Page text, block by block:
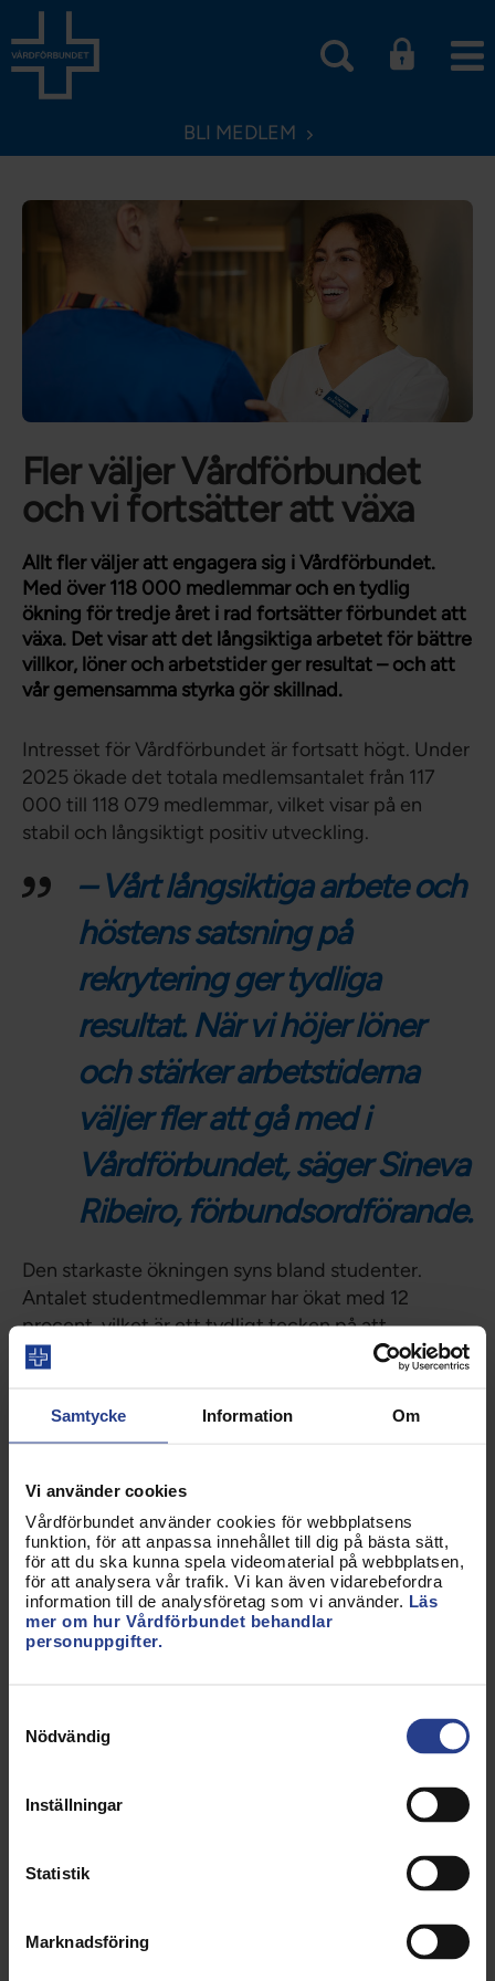
Samtycke Information Om
Vi använder cookies
Vårdförbundet använder cookies för webbplatsens
funktion, för att anpassa innehållet till dig på bästa sätt,
för att du ska kunna spela videomaterial på webbplatsen,
för att analysera vår trafik. Vi kan även vidarebefordra
information till de analysföretag som vi använder. Läs
mer om hur Vårdförbundet behandlar
personuppgifter.
Nödvändig
Inställningar
Statistik
Marknadsföring
BLI MEDLEM
Fler väljer Vårdförbundet
och vi fortsätter att växa
Allt fler väljer att engagera sig i Vårdförbundet.
Med över 118 000 medlemmar och en tydlig
ökning för tredje året i rad fortsätter förbundet att
växa. Det visar att det långsiktiga arbetet för bättre
villkor, löner och arbetstider ger resultat – och att
vår gemensamma styrka gör skillnad.
Intresset för Vårdförbundet är fortsatt högt. Under
2025 ökade det totala medlemsantalet från 117
000 till 118 079 medlemmar, vilket visar på en
stabil och långsiktigt positiv utveckling.
– Vårt långsiktiga arbete och
höstens satsning på
rekrytering ger tydliga
resultat. När vi höjer löner
och stärker arbetstiderna
väljer fler att gå med i
Vårdförbundet, säger Sineva
Ribeiro, förbundsordförande.
Den starkaste ökningen syns bland studenter.
Antalet studentmedlemmar har ökat med 12
procent, vilket är ett tydligt tecken på att
morgondagens professioner tidigt väljer facklig
– Det är glädjande att se hur fler studenter hittar
och inspirera skapar vi förutsättningar för
utveckling i arbetslivet, både för individen och
tillsammans med andra, säger Sineva Ribeiro.
Även bland yrkesverksamma märks ett tydligt
uppsving. Under december ökade antalet nya
inträden med 42 procent jämfört med samma
Ökat facklig engagemang
om i landet. Antalet förtroendevalda har ökat med
5 procent jämfört med föregående år. Det stärker
och gör det möjligt att driva frågor där de gör
– När vi växer, både i antal och engagemang,